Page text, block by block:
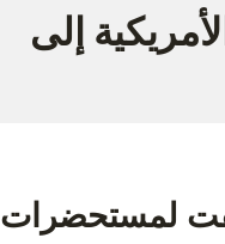
إلى
لمستحضرات